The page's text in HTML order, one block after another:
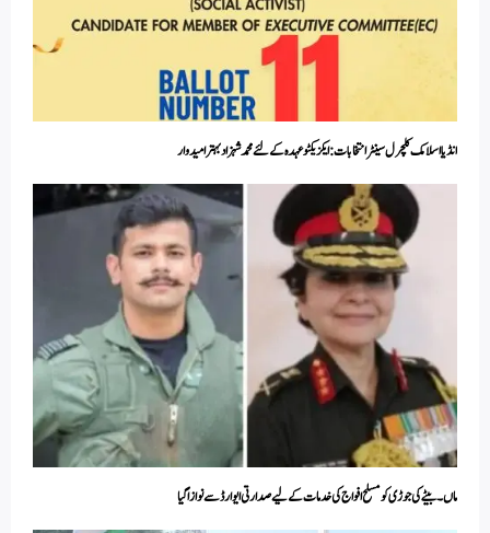
انڈیا اسلامک کلچرل سینٹرانتخابات:ایکزیکٹو عہدہ کے لئے محمد شہزاد بہتر امیدوار
ماں ۔بیٹے کی جوڑی کو مسلح افواج کی خدمات کے لیے صدارتی ایوارڈ سے نوازا گیا